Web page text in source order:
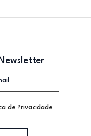
de Privacidade